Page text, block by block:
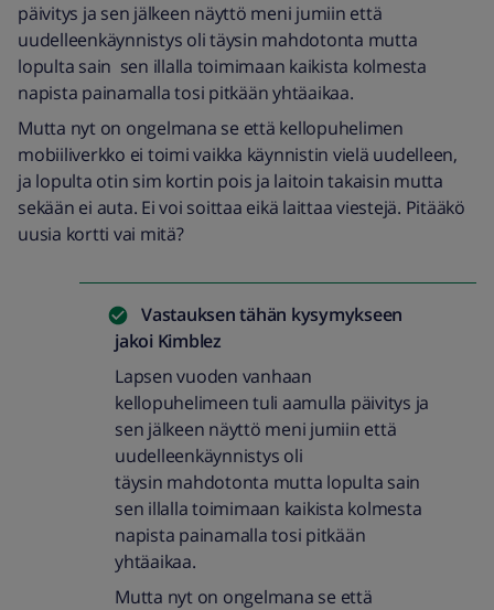
päivitys ja sen jälkeen näyttö meni jumiin että
uudelleenkäynnistys oli täysin mahdotonta mutta
lopulta sain sen illalla toimimaan kaikista kolmesta
napista painamalla tosi pitkään yhtäaikaa.
Mutta nyt on ongelmana se että kellopuhelimen
mobiiliverkko ei toimi vaikka käynnistin vielä uudelleen,
ja lopulta otin sim kortin pois ja laitoin takaisin mutta
sekään ei auta. Ei voi soittaa eikä laittaa viestejä. Pitääkö
uusia kortti vai mitä?
Vastauksen tähän kysymykseen
jakoi Kimblez
Lapsen vuoden vanhaan
kellopuhelimeen tuli aamulla päivitys ja
sen jälkeen näyttö meni jumiin että
uudelleenkäynnistys oli
täysin mahdotonta mutta lopulta sain
sen illalla toimimaan kaikista kolmesta
napista painamalla tosi pitkään
yhtäaikaa.
Mutta nyt on ongelmana se että